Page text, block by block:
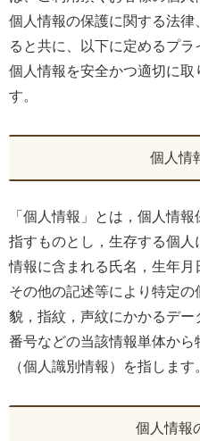
個人情報の保護に関する法
ると共に、以下に定めるプラ
個人情報を安全かつ適切に取
す。
個人情
「個人情報」とは，個人情
指すものとし，生存する個
情報に含まれる氏名，生年
その他の記述等により特定
貌，指紋，声紋にかかるデ
番号などの当該情報単体か
（個人識別情報）を指します
個人情報